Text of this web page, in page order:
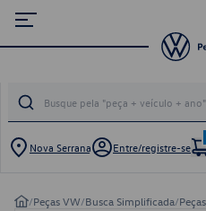
Nova Serrana Entre/registre-se
/Peças VW/Busca Simplificada/